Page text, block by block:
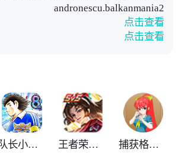
andronescu.balkanmania2
点击查看
点击查看
队长小翼最强十一人 王者荣耀全球国际服 捕获格斗娘